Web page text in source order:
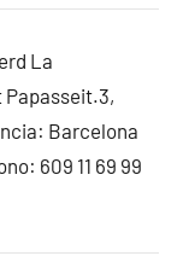
La
Barcelona
609 11 69 99